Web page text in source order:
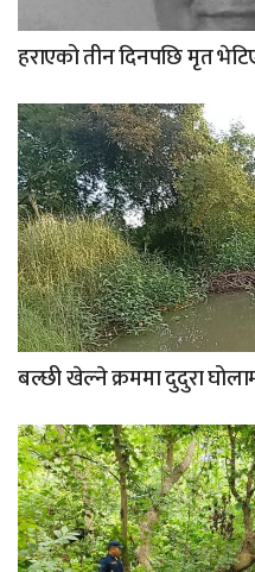
हराएको तीन दिनपछि मृत
बल्छी खेल्ने क्रममा दुदुरा